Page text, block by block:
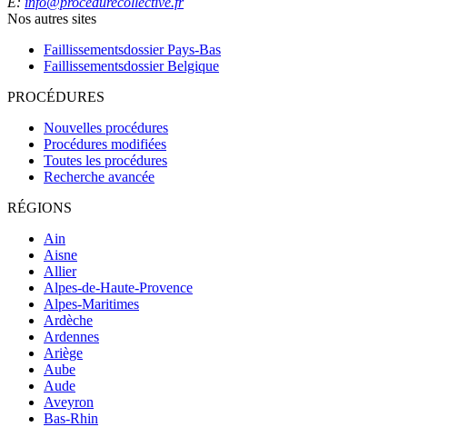
Nos autres sites
Faillissementsdossier Pays-Bas
Faillissementsdossier Belgique
PROCÉDURES
Nouvelles procédures
Procédures modifiées
Toutes les procédures
Recherche avancée
RÉGIONS
Ain
Aisne
Allier
Alpes-de-Haute-Provence
Alpes-Maritimes
Ardèche
Ardennes
Ariège
Aube
Aude
Aveyron
Bas-Rhin